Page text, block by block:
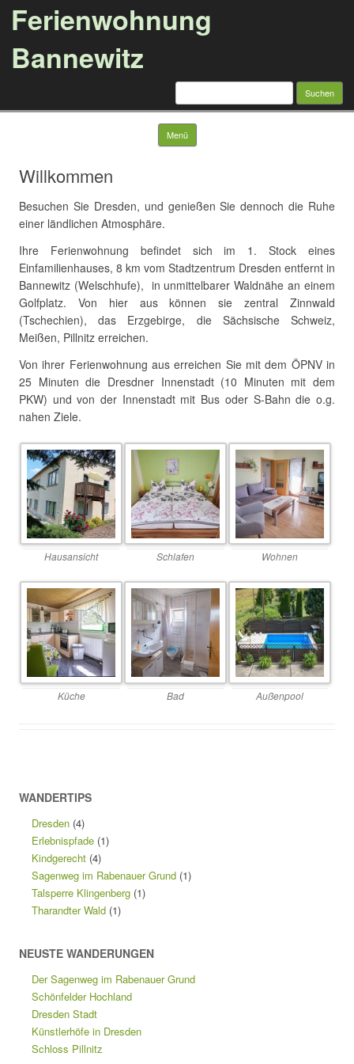
Ferienwohnung
Bannewitz
Suche
Menü Springe zum Inhalt
Willkommen
Besuchen Sie Dresden, und genießen Sie dennoch die Ruhe
einer ländlichen Atmosphäre.
Ihre Ferienwohnung befindet sich im 1. Stock eines
Einfamilienhauses, 8 km vom Stadtzentrum Dresden entfernt in
Bannewitz (Welschhufe), in unmittelbarer Waldnähe an einem
Golfplatz. Von hier aus können sie zentral Zinnwald
(Tschechien), das Erzgebirge, die Sächsische Schweiz,
Meißen, Pillnitz erreichen.
Von ihrer Ferienwohnung aus erreichen Sie mit dem ÖPNV in
25 Minuten die Dresdner Innenstadt (10 Minuten mit dem
PKW) und von der Innenstadt mit Bus oder S-Bahn die o.g.
nahen Ziele.
Hausansicht Schlafen Wohnen
Küche Bad Außenpool
WANDERTIPS
Dresden (4)
Erlebnispfade (1)
Kindgerecht (4)
Sagenweg im Rabenauer Grund (1)
Talsperre Klingenberg (1)
Tharandter Wald (1)
NEUSTE WANDERUNGEN
Der Sagenweg im Rabenauer Grund
Schönfelder Hochland
Dresden Stadt
Künstlerhöfe in Dresden
Schloss Pillnitz